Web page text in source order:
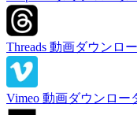
Threads 動画ダウンロ
Vimeo 動画ダウンロー